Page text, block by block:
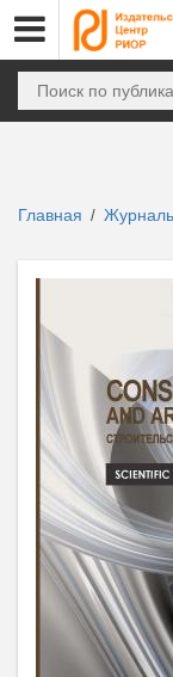
Главная /